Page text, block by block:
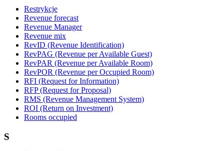
Restrykcje
Revenue forecast
Revenue Manager
Revenue mix
RevID (Revenue Identification)
RevPAG (Revenue per Available Guest)
RevPAR (Revenue per Available Room)
RevPOR (Revenue per Occupied Room)
RFI (Request for Information)
RFP (Request for Proposal)
RMS (Revenue Management System)
ROI (Return on Investment)
Rooms occupied
S